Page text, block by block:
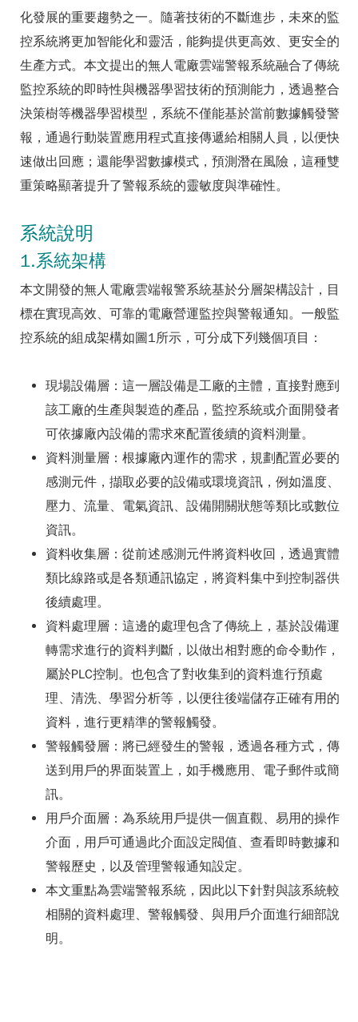
化發展的重要趨勢之一。隨著技術的不斷進步，未來的監
控系統將更加智能化和靈活，能夠提供更高效、更安全的
生產方式。本文提出的無人電廠雲端警報系統融合了傳統
監控系統的即時性與機器學習技術的預測能力，透過整合
決策樹等機器學習模型，系統不僅能基於當前數據觸發警
報，通過行動裝置應用程式直接傳遞給相關人員，以便快
速做出回應；還能學習數據模式，預測潛在風險，這種雙
重策略顯著提升了警報系統的靈敏度與準確性。
系統說明
1.系統架構
本文開發的無人電廠雲端報警系統基於分層架構設計，目
標在實現高效、可靠的電廠營運監控與警報通知。一般監
控系統的組成架構如圖1所示，可分成下列幾個項目：
現場設備層：這一層設備是工廠的主體，直接對應到
該工廠的生產與製造的產品，監控系統或介面開發者
可依據廠內設備的需求來配置後續的資料測量。
資料測量層：根據廠內運作的需求，規劃配置必要的
感測元件，擷取必要的設備或環境資訊，例如溫度、
壓力、流量、電氣資訊、設備開關狀態等類比或數位
資訊。
資料收集層：從前述感測元件將資料收回，透過實體
類比線路或是各類通訊協定，將資料集中到控制器供
後續處理。
資料處理層：這邊的處理包含了傳統上，基於設備運
轉需求進行的資料判斷，以做出相對應的命令動作，
屬於PLC控制。也包含了對收集到的資料進行預處
理、清洗、學習分析等，以便往後端儲存正確有用的
資料，進行更精準的警報觸發。
警報觸發層：將已經發生的警報，透過各種方式，傳
送到用戶的界面裝置上，如手機應用、電子郵件或簡
訊。
用戶介面層：為系統用戶提供一個直觀、易用的操作
介面，用戶可通過此介面設定閥值、查看即時數據和
警報歷史，以及管理警報通知設定。
本文重點為雲端警報系統，因此以下針對與該系統較
相關的資料處理、警報觸發、與用戶介面進行細部說
明。